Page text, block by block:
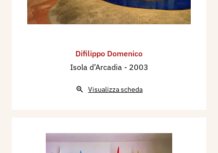
Difilippo Domenico
Isola d’Arcadia - 2003
Visualizza scheda